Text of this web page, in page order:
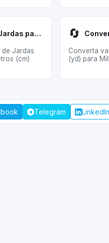
Converter Jardas para Centímetros
Jardas
(cm)
🔄
Converta
(yd) para
Telegram LinkedIn